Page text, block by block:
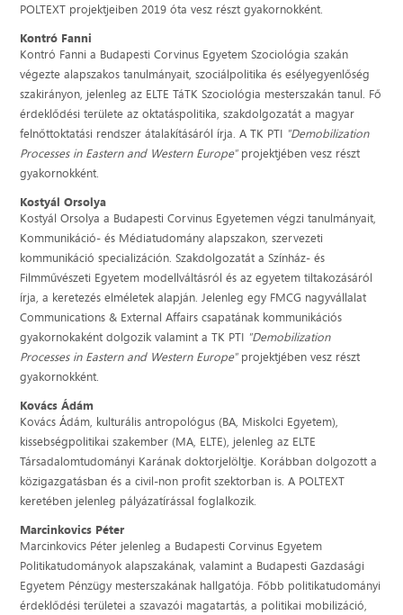
POLTEXT projektjeiben 2019 óta vesz részt gyakornokként.
Kontró Fanni
Kontró Fanni a Budapesti Corvinus Egyetem Szociológia szakán
végezte alapszakos tanulmányait, szociálpolitika és esélyegyenlőség
szakirányon, jelenleg az ELTE TáTK Szociológia mesterszakán tanul. Fő
érdeklődési területe az oktatáspolitika, szakdolgozatát a magyar
felnőttoktatási rendszer átalakításáról írja. A TK PTI "Demobilization
Processes in Eastern and Western Europe" projektjében vesz részt
gyakornokként.
Kostyál Orsolya
Kostyál Orsolya a Budapesti Corvinus Egyetemen végzi tanulmányait,
Kommunikáció- és Médiatudomány alapszakon, szervezeti
kommunikáció specializáción. Szakdolgozatát a Színház- és
Filmművészeti Egyetem modellváltásról és az egyetem tiltakozásáról
írja, a keretezés elméletek alapján. Jelenleg egy FMCG nagyvállalat
Communications & External Affairs csapatának kommunikációs
gyakornokaként dolgozik valamint a TK PTI "Demobilization
Processes in Eastern and Western Europe"projektjében vesz részt
gyakornokként.
Kovács Ádám
Kovács Ádám, kulturális antropológus (BA, Miskolci Egyetem),
kissebségpolitikai szakember (MA, ELTE), jelenleg az ELTE
Társadalomtudományi Karának doktorjelöltje. Korábban dolgozott a
közigazgatásban és a civil-non profit szektorban is. A POLTEXT
keretében jelenleg pályázatírással foglalkozik.
Marcinkovics Péter
Marcinkovics Péter jelenleg a Budapesti Corvinus Egyetem
Politikatudományok alapszakának, valamint a Budapesti Gazdasági
Egyetem Pénzügy mesterszakának hallgatója. Főbb politikatudományi
érdeklődési területei a szavazói magatartás, a politikai mobilizáció,